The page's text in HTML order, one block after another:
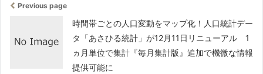
Previous page
時間帯ごとの人口変動をマップ化！人口統計デー
タ「あさひる統計」が12月11日リニューアル 1
ヵ月単位で集計『毎月集計版』追加で機微な情報
提供可能に